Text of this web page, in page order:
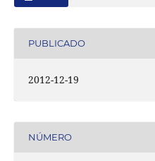
PUBLICADO
2012-12-19
NÚMERO